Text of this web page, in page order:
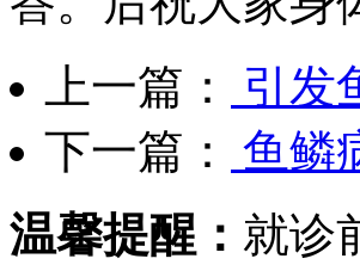
上一篇：
引发
下一篇：
鱼鳞
温馨提醒： 就诊